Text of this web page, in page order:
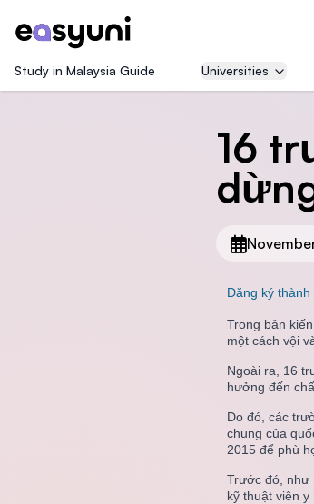
Study in Malaysia Guide Universities
16
Đăng ký thành
Trong bản
một cách vội
Ngoài ra, 16
hưởng đến
Do đó, các
chung của
2015 để phù
Trước đó, như
kỹ thuật viên